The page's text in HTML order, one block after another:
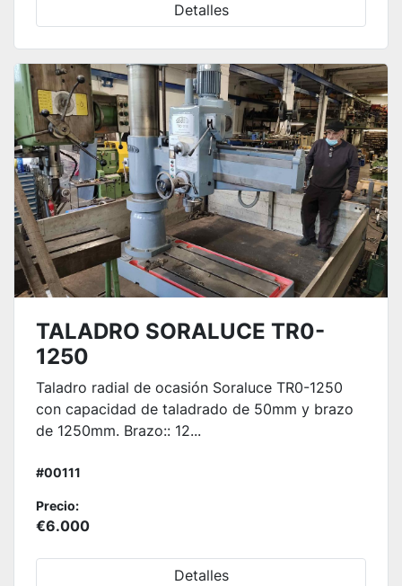
Detalles
TALADRO SORALUCE TR0-
1250
Taladro radial de ocasión Soraluce TR0-1250
con capacidad de taladrado de 50mm y brazo
de 1250mm. Brazo:: 12...
#00111
Precio:
€6.000
Detalles